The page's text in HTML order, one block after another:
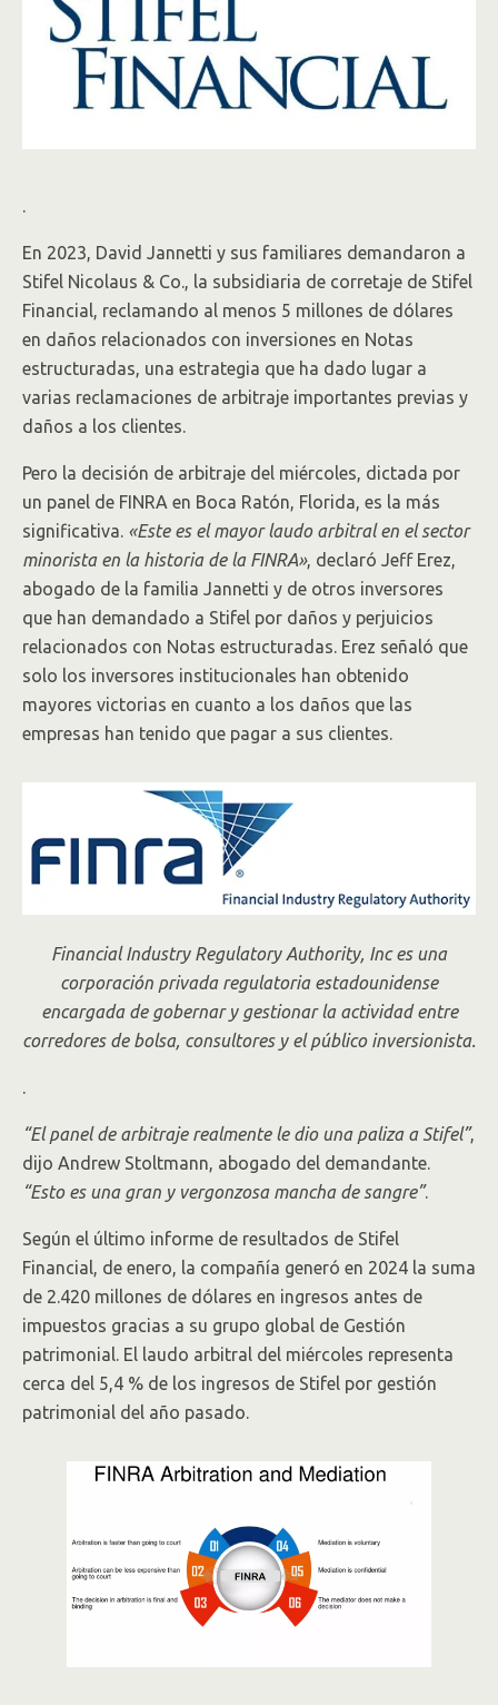
.
En 2023, David Jannetti y sus familiares demandaron a
Stifel Nicolaus & Co., la subsidiaria de corretaje de Stifel
Financial, reclamando al menos 5 millones de dólares
en daños relacionados con inversiones en Notas
estructuradas, una estrategia que ha dado lugar a
varias reclamaciones de arbitraje importantes previas y
daños a los clientes.
Pero la decisión de arbitraje del miércoles, dictada por
un panel de FINRA en Boca Ratón, Florida, es la más
significativa. «Este es el mayor laudo arbitral en el sector
minorista en la historia de la FINRA», declaró Jeff Erez,
abogado de la familia Jannetti y de otros inversores
que han demandado a Stifel por daños y perjuicios
relacionados con Notas estructuradas. Erez señaló que
solo los inversores institucionales han obtenido
mayores victorias en cuanto a los daños que las
empresas han tenido que pagar a sus clientes.
Financial Industry Regulatory Authority, Inc es una
corporación privada regulatoria estadounidense
encargada de gobernar y gestionar la actividad entre
corredores de bolsa, consultores y el público inversionista.
.
“El panel de arbitraje realmente le dio una paliza a Stifel”,
dijo Andrew Stoltmann, abogado del demandante.
“Esto es una gran y vergonzosa mancha de sangre”.
Según el último informe de resultados de Stifel
Financial, de enero, la compañía generó en 2024 la suma
de 2.420 millones de dólares en ingresos antes de
impuestos gracias a su grupo global de Gestión
patrimonial. El laudo arbitral del miércoles representa
cerca del 5,4 % de los ingresos de Stifel por gestión
patrimonial del año pasado.